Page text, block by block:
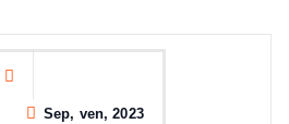
Sep, ven, 2023